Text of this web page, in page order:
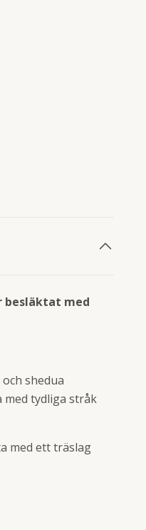
besläktat med
shedua
tydliga stråk
med ett träslag